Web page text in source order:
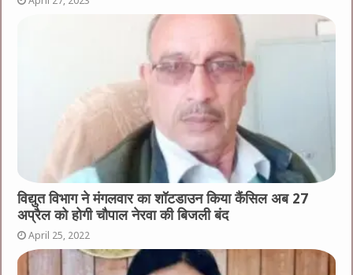
विद्युत विभाग ने मंगलवार का शॉटडाउन किया कैंसिल अब 27
अप्रैल को होगी चौपाल नेरवा की बिजली बंद
April 25, 2022